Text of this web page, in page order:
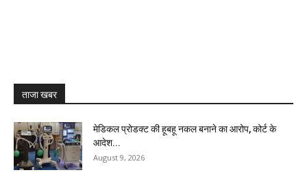
ताजा खबर
मेडिकल प्रोडक्ट की हूबहू नकल बनाने का आरोप, कोर्ट के
आदेश...
August 9, 2026